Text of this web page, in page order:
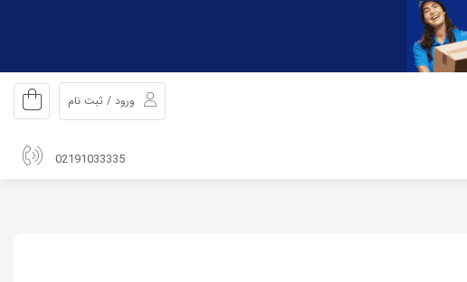
ورود / ثبت نام
02191033335